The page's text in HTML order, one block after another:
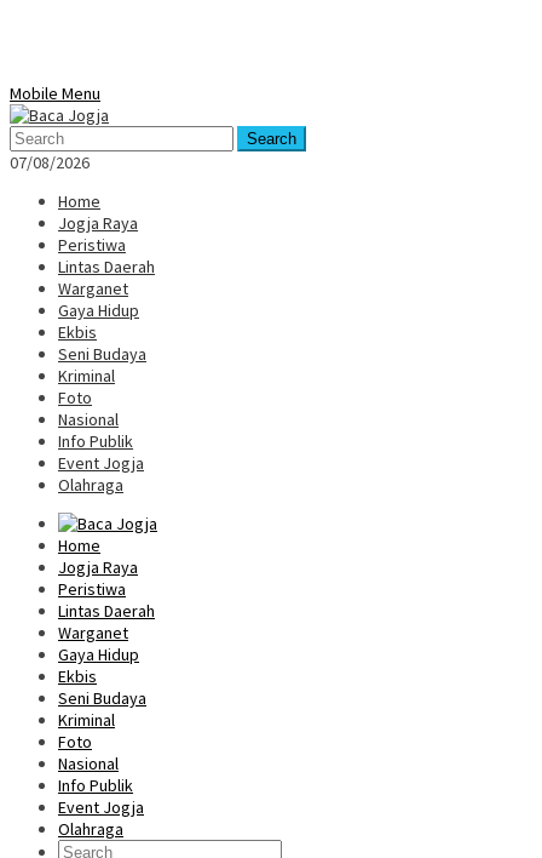
Mobile Menu
Search
07/08/2026
Home
Jogja Raya
Peristiwa
Lintas Daerah
Warganet
Gaya Hidup
Ekbis
Seni Budaya
Kriminal
Foto
Nasional
Info Publik
Event Jogja
Olahraga
Home
Jogja Raya
Peristiwa
Lintas Daerah
Warganet
Gaya Hidup
Ekbis
Seni Budaya
Kriminal
Foto
Nasional
Info Publik
Event Jogja
Olahraga